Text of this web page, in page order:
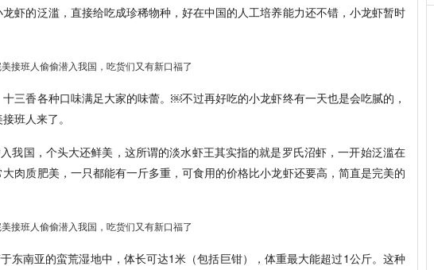
虾的泛滥，直接给吃成珍稀物种，好在中国的人工培养能力还不错，小龙虾暂时
三香各种口味满足大家的味蕾。￼不过再好吃的小龙虾终有一天也是会吃腻的，
班人来了。
我国，个头大还鲜美，这所谓的淡水虾王其实指的就是罗氏沼虾，一开始泛滥在
肉质肥美，一只都能有一斤多重，可食用的价格比小龙虾还要高，简直是完美的
东南亚的蛮荒湿地中，体长可达1米（包括巨钳），体重最大能超过1公斤。这种